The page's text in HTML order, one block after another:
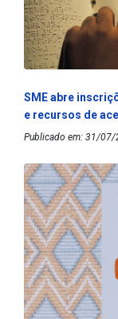
SME abre
e recursos de
Publicado em: 31/07/